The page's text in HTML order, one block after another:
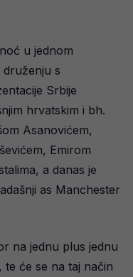
u jednom
s
Srbije
hrvatskim i bh.
Asanovićem,
Emirom
a danas je
as Manchester
na jednu plus jednu
te će se na taj način